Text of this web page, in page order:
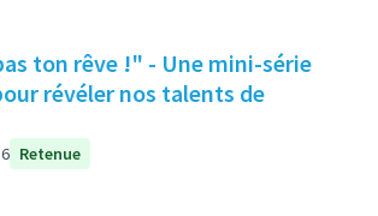
ton rêve !" - Une mini-série
révéler nos talents de
6 Retenue